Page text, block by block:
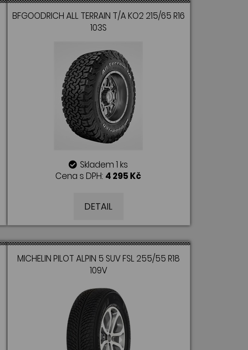
BFGOODRICH ALL TERRAIN T/A KO2 215/65 R16
103S
Skladem 1 ks
Cena s DPH: 4 295 Kč
DETAIL
MICHELIN PILOT ALPIN 5 SUV FSL 255/55 R18
109V